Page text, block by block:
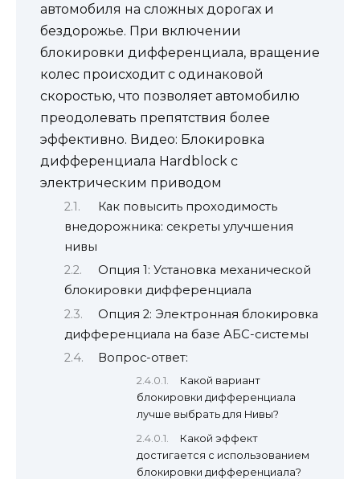
автомобиля на сложных дорогах и
бездорожье. При включении
блокировки дифференциала, вращение
колес происходит с одинаковой
скоростью, что позволяет автомобилю
преодолевать препятствия более
эффективно. Видео: Блокировка
дифференциала Hardblock с
электрическим приводом
Как повысить проходимость
внедорожника: секреты улучшения
нивы
Опция 1: Установка механической
блокировки дифференциала
Опция 2: Электронная блокировка
дифференциала на базе АБС-системы
Вопрос-ответ:
Какой вариант
блокировки дифференциала
лучше выбрать для Нивы?
Какой эффект
достигается с использованием
блокировки дифференциала?